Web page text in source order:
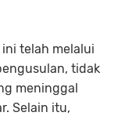
ini telah melalui
tidak
meninggal
Selain itu,